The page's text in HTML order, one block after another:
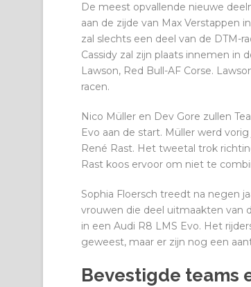
De meest opvallende nieuwe
aan de zijde van Max Verstappen
zal slechts een deel van de DTM-
Cassidy zal zijn plaats innemen
Lawson, Red Bull-AF Corse.
racen.
Nico Müller en Dev Gore zullen
Evo aan de start. Müller werd
René Rast. Het tweetal trok
Rast koos ervoor om niet te
Sophia Floersch treedt na negen
vrouwen die deel uitmaakten van
in een Audi R8 LMS Evo. Het
geweest, maar er zijn nog een
Bevestigde teams